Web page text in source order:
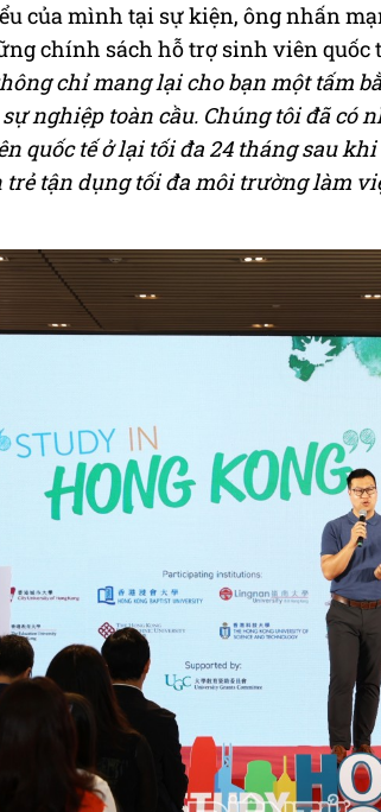
của mình tại sự kiện, ông nhấn
chính sách hỗ trợ sinh viên quốc
chỉ mang lại cho bạn một tấm
nghiệp toàn cầu. Chúng tôi đã
quốc tế ở lại tối đa 24 tháng sau
trẻ tận dụng tối đa môi trường làm